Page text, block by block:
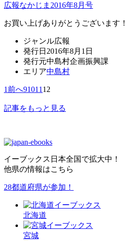
広報なかじま2016年8月号
お買い上げありがとうございます！
ジャンル広報
発行日 2016年8月1日
発行元中島村企画振興課
エリア中島村
1前へ91011 12
記事をもっと見る
イーブックス日本全国で拡大中！
他県の情報はこちら
28都道府県が参加！
北海道
宮城